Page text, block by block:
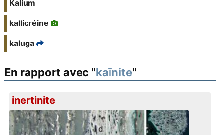
Kalium
kallicréine
kaluga
En rapport avec "kaïnite"
inertinite